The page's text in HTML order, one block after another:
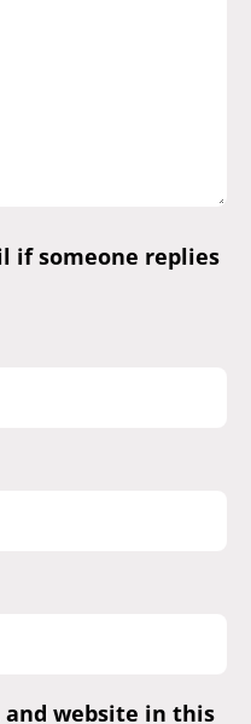
if someone replies
and website in this